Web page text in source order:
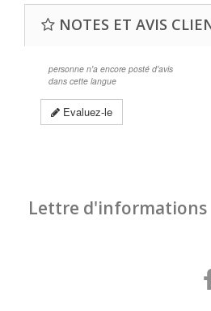
NOTES ET AVIS
personne n'a encore posté d'avis
dans cette langue
Evaluez-le
Lettre d'informations